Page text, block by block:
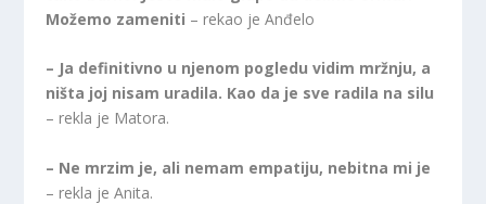
Možemo zameniti – rekao je Anđelo
– Ja definitivno u njenom pogledu vidim mržnju, a
ništa joj nisam uradila. Kao da je sve radila na silu
– rekla je Matora.
– Ne mrzim je, ali nemam empatiju, nebitna mi je
– rekla je Anita.